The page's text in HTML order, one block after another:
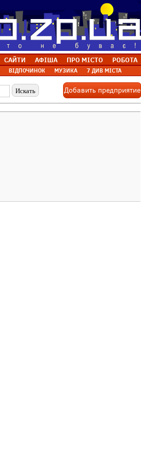
САЙТИ АФІША ПРО МІСТО РОБОТА
ВІДПОЧИНОК МУЗИКА 7 ДИВ МІСТА
Добавить предприятие